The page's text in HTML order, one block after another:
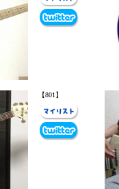
【801】